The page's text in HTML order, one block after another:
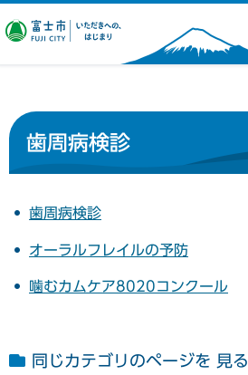
富士市 いただ
歯周病検診
歯周病検診
オーラルフレイルの予防
噛むカムケア8020コンクール
同じカテゴリのページを 見る